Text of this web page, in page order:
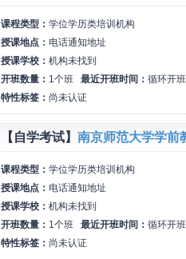
课程类型： 学位学历类培训机构
授课地点： 电话通知地址
授课学校： 机构未找到
开班数量： 1个班 最近开班时间： 循环开班
特性标签： 尚未认证
【自学考试】 南京师范大学学前
课程类型： 学位学历类培训机构
授课地点： 电话通知地址
授课学校： 机构未找到
开班数量： 1个班 最近开班时间： 循环开班
特性标签： 尚未认证